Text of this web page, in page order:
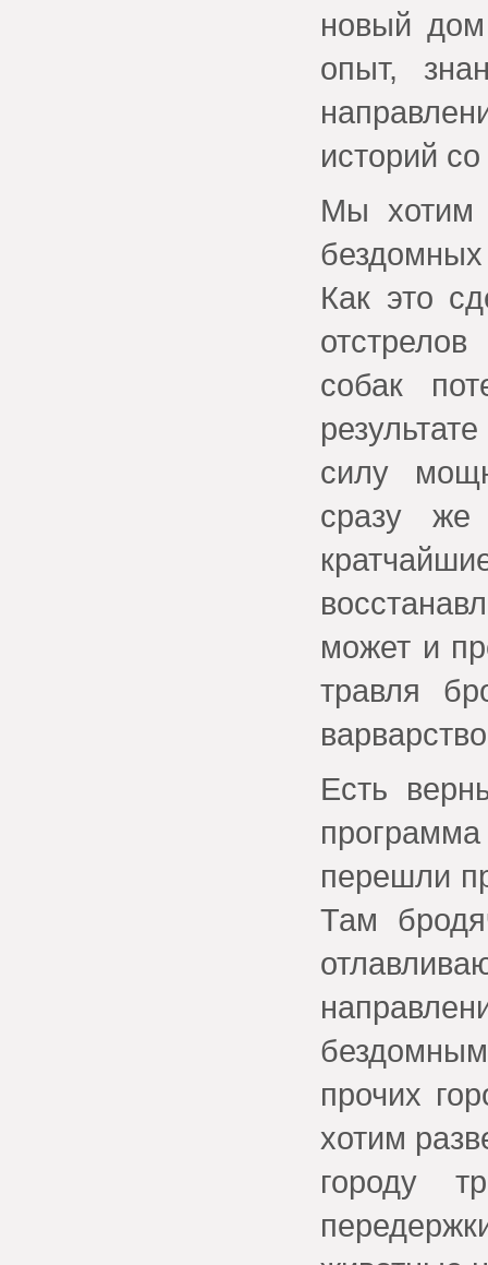
новый дом
опыт,
историй
Мы хотим
Как это
собак
силу
сразу же
может и
травля
Есть
перешли
Там
прочих
хотим
городу